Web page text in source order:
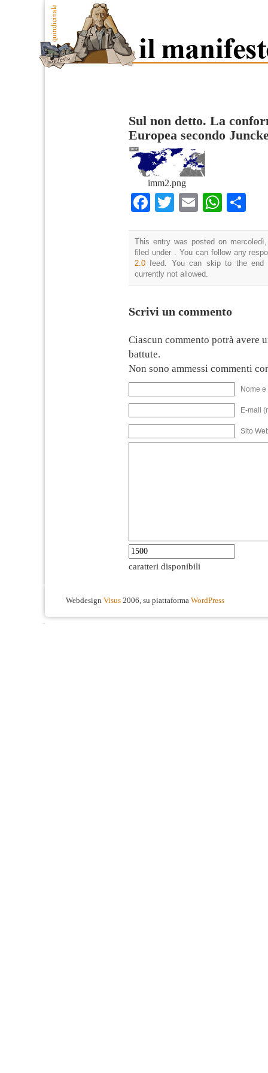
Sul non detto. La
Europea secondo
imm2.png
Facebook
Twitter
Email
This entry was posted on
filed under . You can follow any
2.0 feed. You can skip to the end
currently not allowed.
Scrivi un commento
Ciascun commento potrà avere
battute.
Non sono ammessi commenti
Nome
E-mail
Sito
caratteri disponibili
Webdesign Visus 2006, su piattaforma WordPress